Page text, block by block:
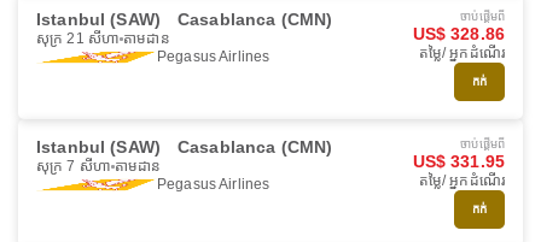
Istanbul (SAW) Casablanca (CMN)
សុក្រ 21 សីហា តាមដាន
Pegasus Airlines
ចាប់ផ្ដើមពី
US$ 328.86
តម្លៃ/ អ្នកដំណើរ
កក់
Istanbul (SAW) Casablanca (CMN)
សុក្រ 7 សីហា តាមដាន
Pegasus Airlines
ចាប់ផ្ដើមពី
US$ 331.95
តម្លៃ/ អ្នកដំណើរ
កក់